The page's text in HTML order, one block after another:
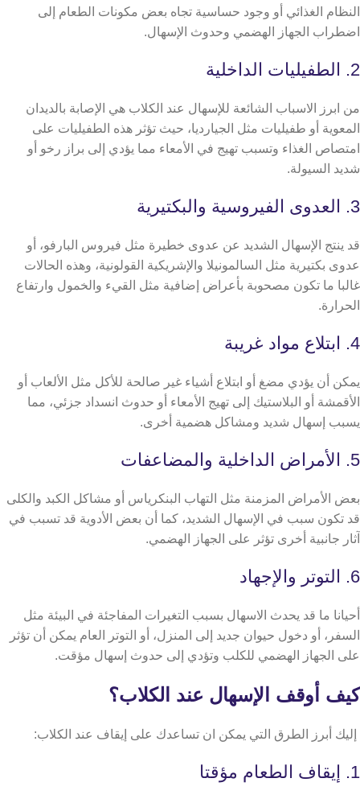
النظام الغذائي أو وجود حساسية تجاه بعض مكونات الطعام إلى
اضطراب الجهاز الهضمي وحدوث الإسهال.
2. الطفيليات الداخلية
من ابرز الاسباب الشائعة للإسهال عند الكلاب هي الإصابة بالديدان
المعوية أو طفيليات مثل الجيارديا، حيث تؤثر هذه الطفيليات على
امتصاص الغذاء وتسبب تهيج في الأمعاء مما يؤدي إلى براز رخو أو
شديد السيولة.
3. العدوى الفيروسية والبكتيرية
قد ينتج الإسهال الشديد عن عدوى خطيرة مثل فيروس البارفو، أو
عدوى بكتيرية مثل السالمونيلا والإشريكية القولونية، وهذه الحالات
غالبا ما تكون مصحوبة بأعراض إضافية مثل القيء والخمول وارتفاع
الحرارة.
4. ابتلاع مواد غريبة
يمكن أن يؤدي مضغ أو ابتلاع أشياء غير صالحة للأكل مثل الألعاب أو
الأقمشة أو البلاستيك إلى تهيج الأمعاء أو حدوث انسداد جزئي، مما
يسبب إسهال شديد ومشاكل هضمية أخرى.
5. الأمراض الداخلية والمضاعفات
بعض الأمراض المزمنة مثل التهاب البنكرياس أو مشاكل الكبد والكلى
قد تكون سبب في الإسهال الشديد، كما أن بعض الأدوية قد تسبب في
آثار جانبية أخرى تؤثر على الجهاز الهضمي.
6. التوتر والإجهاد
أحيانا ما قد يحدث الاسهال بسبب التغيرات المفاجئة في البيئة مثل
السفر، أو دخول حيوان جديد إلى المنزل، أو التوتر العام يمكن أن تؤثر
على الجهاز الهضمي للكلب وتؤدي إلى حدوث إسهال مؤقت.
كيف أوقف الإسهال عند الكلاب؟
إليك أبرز الطرق التي يمكن ان تساعدك على إيقاف عند الكلاب:
1. إيقاف الطعام مؤقتا